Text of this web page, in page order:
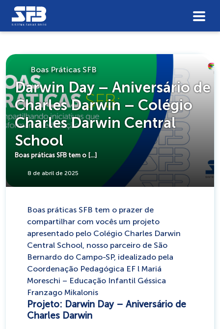
Boas Práticas SFB
Darwin Day – Aniversário de
Charles Darwin – Colégio
Charles Darwin Central
School
Boas práticas SFB tem o […]
8 de abril de 2025
Boas práticas SFB tem o prazer de
compartilhar com vocês um projeto
apresentado pelo Colégio Charles Darwin
Central School, nosso parceiro de São
Bernardo do Campo-SP, idealizado pela
Coordenação Pedagógica EF l Mariá
Moreschi – Educação Infantil Géssica
Franzago Mikalonis
Projeto: Darwin Day – Aniversário de
Charles Darwin